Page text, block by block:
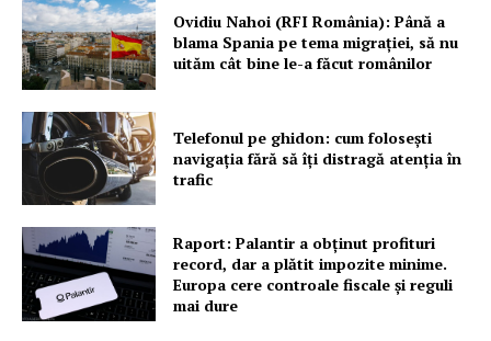
Contact
Ovidiu Nahoi (RFI România): Până a
blama Spania pe tema migrației, să nu
uităm cât bine le-a făcut românilor
Telefonul pe ghidon: cum folosești
navigația fără să îți distragă atenția în
trafic
Raport: Palantir a obținut profituri
record, dar a plătit impozite minime.
Europa cere controale fiscale și reguli
mai dure